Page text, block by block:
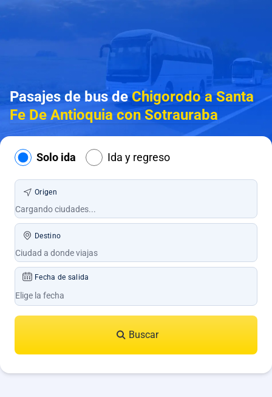
Pasajes de bus deChigorodo a Santa
Fe De Antioquia con Sotrauraba
Solo ida Ida y regreso
Origen
Destino
Fecha de salida
Buscar